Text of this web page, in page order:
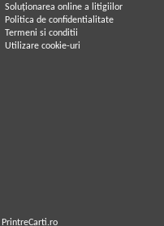
Soluționarea online a litigiilor
Politica de confidentialitate
Termeni si conditii
Utilizare cookie-uri
PrintreCarti.ro